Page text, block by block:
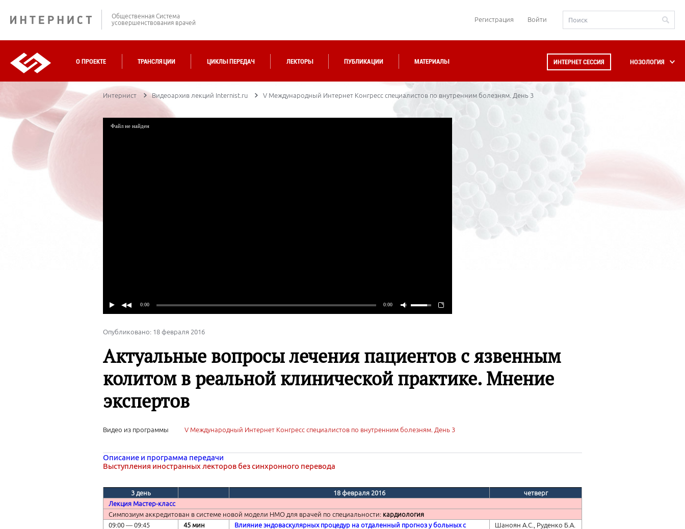
Общественная Система
усовершенствования врачей
Регистрация Войти
О ПРОЕКТЕ ТРАНСЛЯЦИИ ЦИКЛЫ ПЕРЕДАЧ ЛЕКТОРЫ ПУБЛИКАЦИИ МАТЕРИАЛЫ ИНТЕРНЕТ СЕССИЯ НОЗОЛОГИЯ
Интернист Видеоархив лекций Internist.ru V Международный Интернет Конгресс специалистов по внутренним болезням. День 3
Опубликовано: 18 февраля 2016
Актуальные вопросы лечения пациентов с язвенным
колитом в реальной клинической практике. Мнение
экспертов
Видео из программы V Международный Интернет Конгресс специалистов по внутренним болезням. День 3
Описание и программа передачи
Выступления иностранных лекторов без синхронного перевода
3 день 18 февраля 2016
четверг
Лекция Мастер-класс
Симпозиум аккредитован в системе новой модели НМО для врачей по специальности: кардиология
09:00 ― 09:45
45 мин
Влияние эндоваскулярных процедур на отдаленный прогноз у больных с
Шаноян А.С., Руденко Б.А.